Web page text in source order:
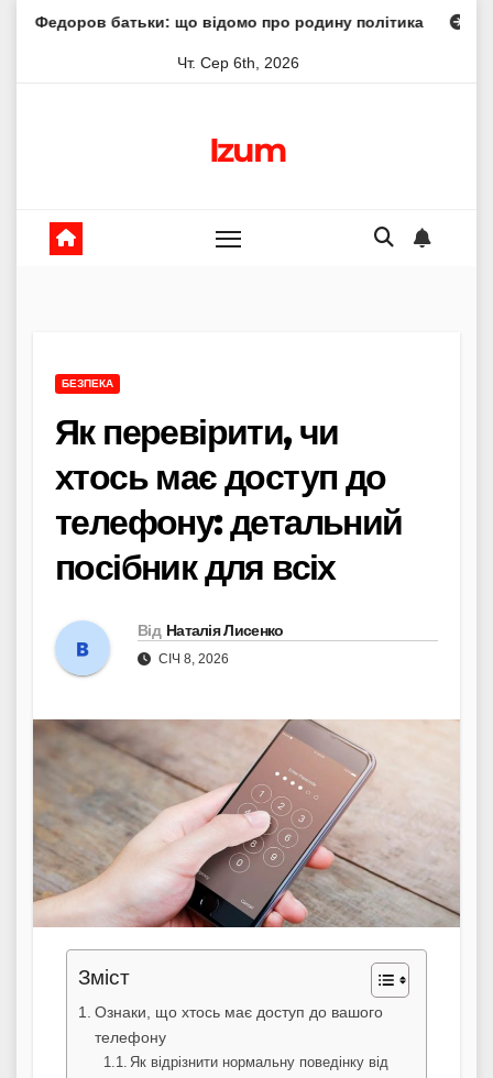
що відомо про родину політика Молитва
Чт. Сер 6th, 2026
Izum
БЕЗПЕКА
Як перевірити, чи
хтось має доступ до
телефону: детальний
посібник для всіх
Від Наталія Лисенко
СІЧ 8, 2026
Зміст
Ознаки, що хтось має доступ до вашого
телефону
Як відрізнити нормальну поведінку від